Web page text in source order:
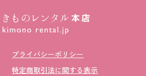
プライバシーポリシー
特定商取引法に関する表示